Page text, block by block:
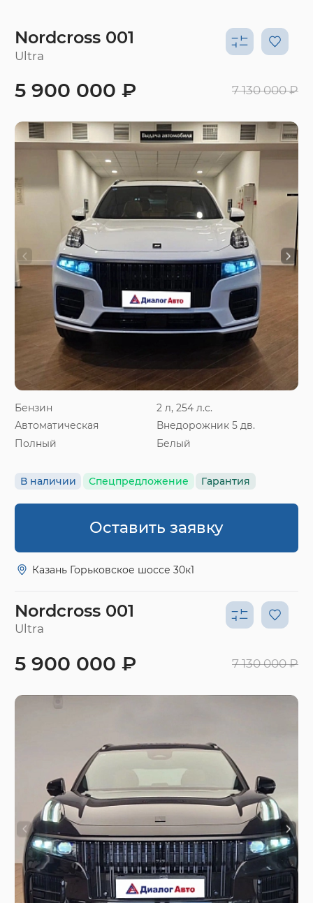
Nordcross 001
Ultra
Бензин
2 л, 254 л.с.
Автоматическая
Внедорожник 5 дв.
Полный
Белый
В наличии Спецпредложение Гарантия
5 900 000 ₽ 7 130 000 ₽
Оставить заявку
Казань Горьковское шоссе 30к1
Nordcross 001
Ultra
5 900 000 ₽ 7 130 000 ₽